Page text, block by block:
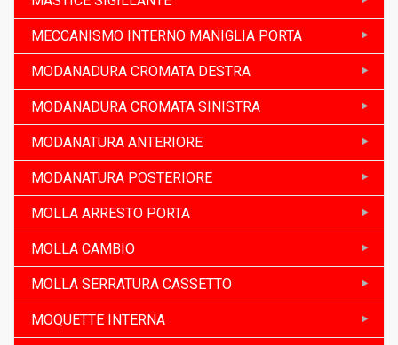
MECCANISMO INTERNO MANIGLIA PORTA
MODANADURA CROMATA DESTRA
MODANADURA CROMATA SINISTRA
MODANATURA ANTERIORE
MODANATURA POSTERIORE
MOLLA ARRESTO PORTA
MOLLA CAMBIO
MOLLA SERRATURA CASSETTO
MOQUETTE INTERNA